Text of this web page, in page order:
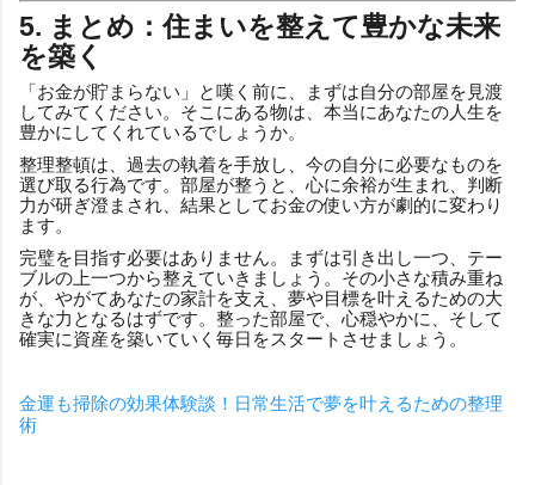
5. まとめ：住まいを整えて豊かな未来
を築く
「お金が貯まらない」と嘆く前に、まずは自分の部屋を見渡
してみてください。そこにある物は、本当にあなたの人生を
豊かにしてくれているでしょうか。
整理整頓は、過去の執着を手放し、今の自分に必要なものを
選び取る行為です。部屋が整うと、心に余裕が生まれ、判断
力が研ぎ澄まされ、結果としてお金の使い方が劇的に変わり
ます。
完璧を目指す必要はありません。まずは引き出し一つ、テー
ブルの上一つから整えていきましょう。その小さな積み重ね
が、やがてあなたの家計を支え、夢や目標を叶えるための大
きな力となるはずです。整った部屋で、心穏やかに、そして
確実に資産を築いていく毎日をスタートさせましょう。
金運も掃除の効果体験談！日常生活で夢を叶えるための整理
術